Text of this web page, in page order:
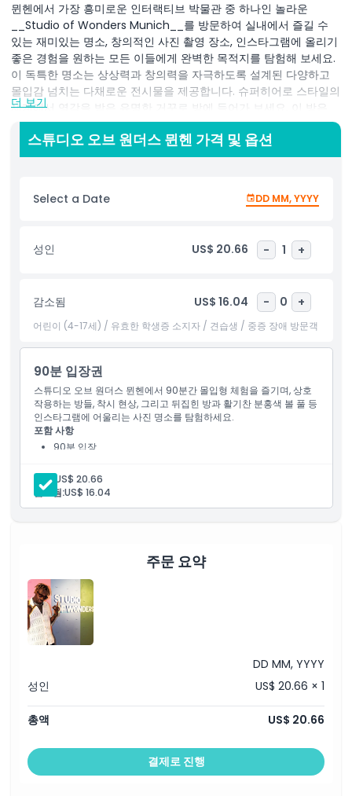
뮌헨에서 가장 흥미로운 인터랙티브 박물관 중 하나인 놀라운
__Studio of Wonders Munich__를 방문하여 실내에서 즐길 수
있는 재미있는 명소, 창의적인 사진 촬영 장소, 인스타그램에 올리기
좋은 경험을 원하는 모든 이들에게 완벽한 목적지를 탐험해 보세요.
이 독특한 명소는 상상력과 창의력을 자극하도록 설계된 다양하고
몰입감 넘치는 다채로운 전시물을 제공합니다. 슈퍼히어로 스타일의
세계에서 영감을 받은 유명한 거꾸로 방에 들어가 보세요. 이 방은
스파이더맨의 환경과 유사하며 모든 것이 뒤집혀 있고 중력이 사라
진 것처럼 보입니다. 마음을 뒤흔드는 사진을 찍고 잊을 수 없는 추
억을 만들기에 이상적인 장소입니다. 박물관에서 가장 인기 있는 사
사진과 편안한 순간을 만끽하세요. 또한 역동적인 조명 효과가 동작
에 따라 변하는 __Endless Dancefloor__에서 움직이며 춤을 추면
후에는 예술적인 전시와 맛있는 다과가 어우러진 다채로운 분위기의
매력적인 __Wonder Café__를 방문해 보세요. 뮌헨에서 할 만한
을 찾고 있다면, __Studio of Wonders__는 모든 연령대 방문객에
게 잊지 못할 경험을 제공합니다.
하이라이트
포함 사항
아동 성인 정책
포함되지 않는 사항
위치
취소 정책
더 보기
스튜디오 오브 원더스 뮌헨 가격 및 옵션
Select a Date DD MM, YYYY
성인 US$ 20.66 - 1 +
감소됨 US$ 16.04 - 0 +
어린이 (4-17세) / 유효한 학생증 소지자 / 견습생 / 중증 장애 방문객
90분 입장권
스튜디오 오브 원더스 뮌헨에서 90분간 몰입형 체험을 즐기며, 상호
작용하는 방들, 착시 현상, 그리고 뒤집힌 방과 활기찬 분홍색 볼 풀 등
인스타그램에 어울리는 사진 명소를 탐험하세요.
포함 사항
90분 입장
성인: US$ 20.66
감소됨:US$ 16.04
주문 요약
DD MM, YYYY
성인
US$ 20.66 × 1
총액 US$ 20.66
결제로 진행